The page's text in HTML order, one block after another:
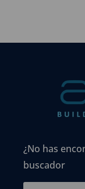
¿No has
buscador